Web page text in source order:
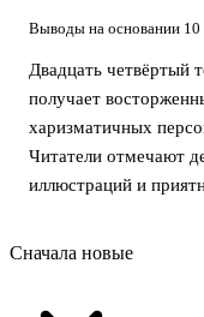
Выводы на основании 10
Двадцать четвёртый
получает
харизматичных
Читатели отмечают
иллюстраций и
Сначала новые